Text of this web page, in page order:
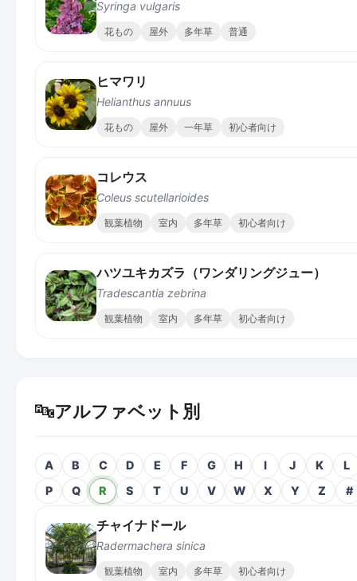
Syringa vulgaris
花もの 屋外 多年草 普通
ヒマワリ
Helianthus annuus
花もの 屋外 一年草 初心者向け
コレウス
Coleus scutellarioides
観葉植物 室内 多年草 初心者向け
ハツユキカズラ（ワンダリングジュー）
Tradescantia zebrina
観葉植物 室内 多年草 初心者向け
🔤アルファベット別
A B C D E F G H I J K
L
P
Q R S T U V W X Y Z #
チャイナドール
Radermachera sinica
観葉植物 室内 多年草 初心者向け